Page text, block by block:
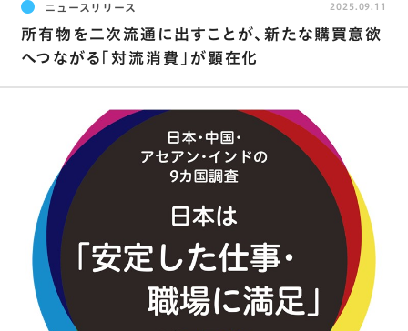
ニュースリリース
所有物を二次流通に出すことが､新たな購買意欲
へつながる｢対流消費｣が顕在化
2025.09.11